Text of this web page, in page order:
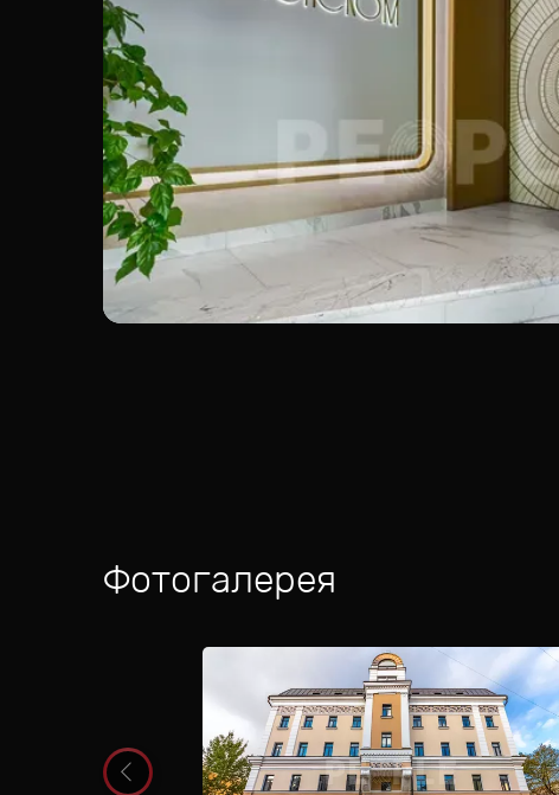
Фотогалерея